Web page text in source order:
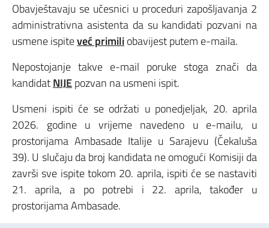
Obavještavaju se učesnici u proceduri zapošljavanja 2
administrativna asistenta da su kandidati pozvani na
usmene ispiteveć primiliobavijest putem e-maila.
Nepostojanje takve e-mail poruke stoga znači da
kandidatNIJEpozvan na usmeni ispit.
Usmeni ispiti će se održati u ponedjeljak, 20. aprila
2026. godine u vrijeme navedeno u e-mailu, u
prostorijama Ambasade Italije u Sarajevu (Čekaluša
39). U slučaju da broj kandidata ne omogući Komisiji da
završi sve ispite tokom 20. aprila, ispiti će se nastaviti
21. aprila, a po potrebi i 22. aprila, također u
prostorijama Ambasade.